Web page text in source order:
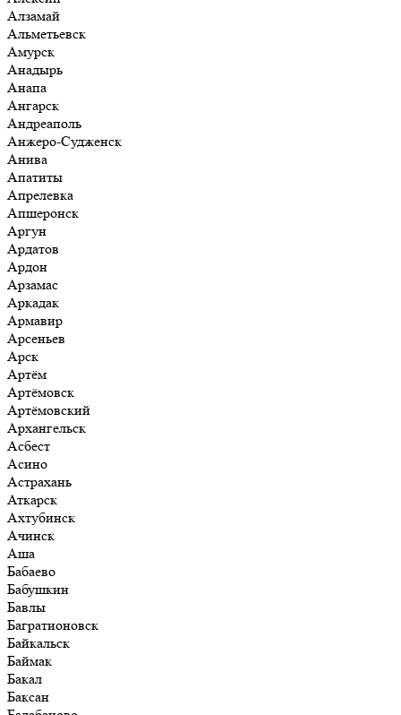
Алзамай
Альметьевск
Амурск
Анадырь
Анапа
Ангарск
Андреаполь
Анжеро-Судженск
Анива
Апатиты
Апрелевка
Апшеронск
Аргун
Ардатов
Ардон
Арзамас
Аркадак
Армавир
Арсеньев
Арск
Артём
Артёмовск
Артёмовский
Архангельск
Асбест
Асино
Астрахань
Аткарск
Ахтубинск
Ачинск
Аша
Бабаево
Бабушкин
Бавлы
Багратионовск
Байкальск
Баймак
Бакал
Баксан